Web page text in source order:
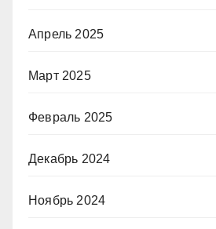
Апрель 2025
Март 2025
Февраль 2025
Декабрь 2024
Ноябрь 2024